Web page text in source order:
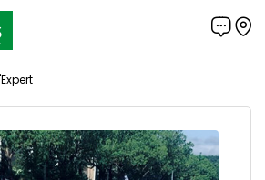
cookies